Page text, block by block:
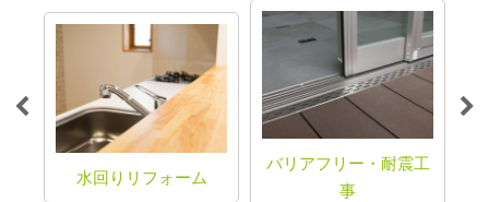
水回りリフォーム
バリアフリー・耐震工
事